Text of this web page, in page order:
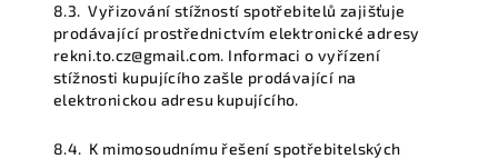
8.3.Vyřizování stížností spotřebitelů zajišťuje
prodávající prostřednictvím elektronické adresy
rekni.to.cz@gmail.com. Informaci o vyřízení
stížnosti kupujícího zašle prodávající na
elektronickou adresu kupujícího.
8.4. K mimosoudnímu řešení spotřebitelských